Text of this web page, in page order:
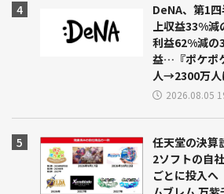
DeNA、第1
上収益33%
利益62%減の
益…『ポケポ
人→2300万人
2026.08.05
任天堂の決
2ソフトの自
ごとに投入